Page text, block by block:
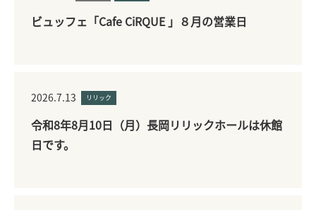
ビュッフェ「Cafe CiRQUE 」８月の営業日
2026.7.13 リリック
令和8年8月10日（月）長岡リリックホールは休館
日です。